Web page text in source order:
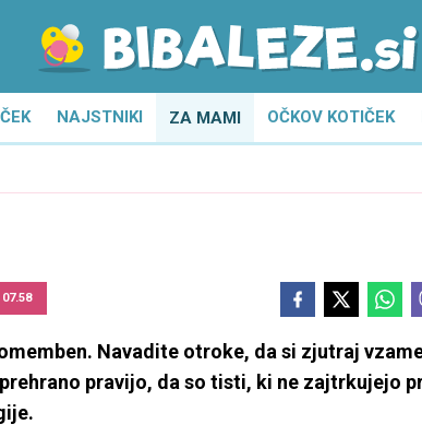
NAJSTNIKI ZA MAMI OČKOV KOTIČEK
07.58
Navadite otroke, da si zjutraj
pravijo, da so tisti, ki ne zajtrkujejo